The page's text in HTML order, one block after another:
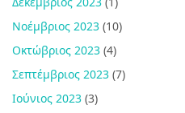
Νοέμβριος 2023 (10)
Οκτώβριος 2023 (4)
Σεπτέμβριος 2023 (7)
Ιούνιος 2023 (3)